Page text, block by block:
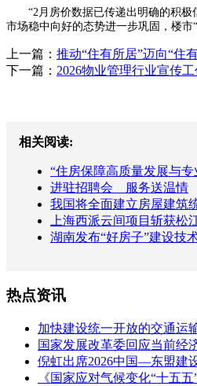
“2月房价数据已传递出明确的积极信
市场稳中向好的态势进一步巩固，楼市
上一篇： 推动“住有所居”迈向“住
下一篇： 2026物业管理行业宣传
相关阅读:
“住房保障高质量发展与专
进驻招聘会 服务送温情
我国将全面建立房屋建筑
上海西派云间项目斩获松
湖南发布“好房子”建设技
热点资讯
加快建设统一开放的交通运
国家发展改革委回应当前经
倪虹出席2026中国—东盟建
《国家应对气候变化“十五